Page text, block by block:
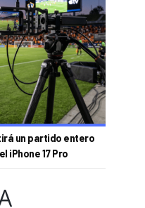
un partido entero
iPhone 17 Pro